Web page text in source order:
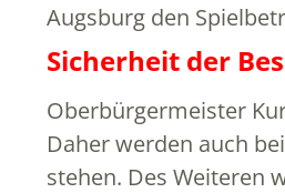
Augsburg den
Sicherheit der
Oberbürgermeister
Daher werden auch
stehen. Des Weiteren